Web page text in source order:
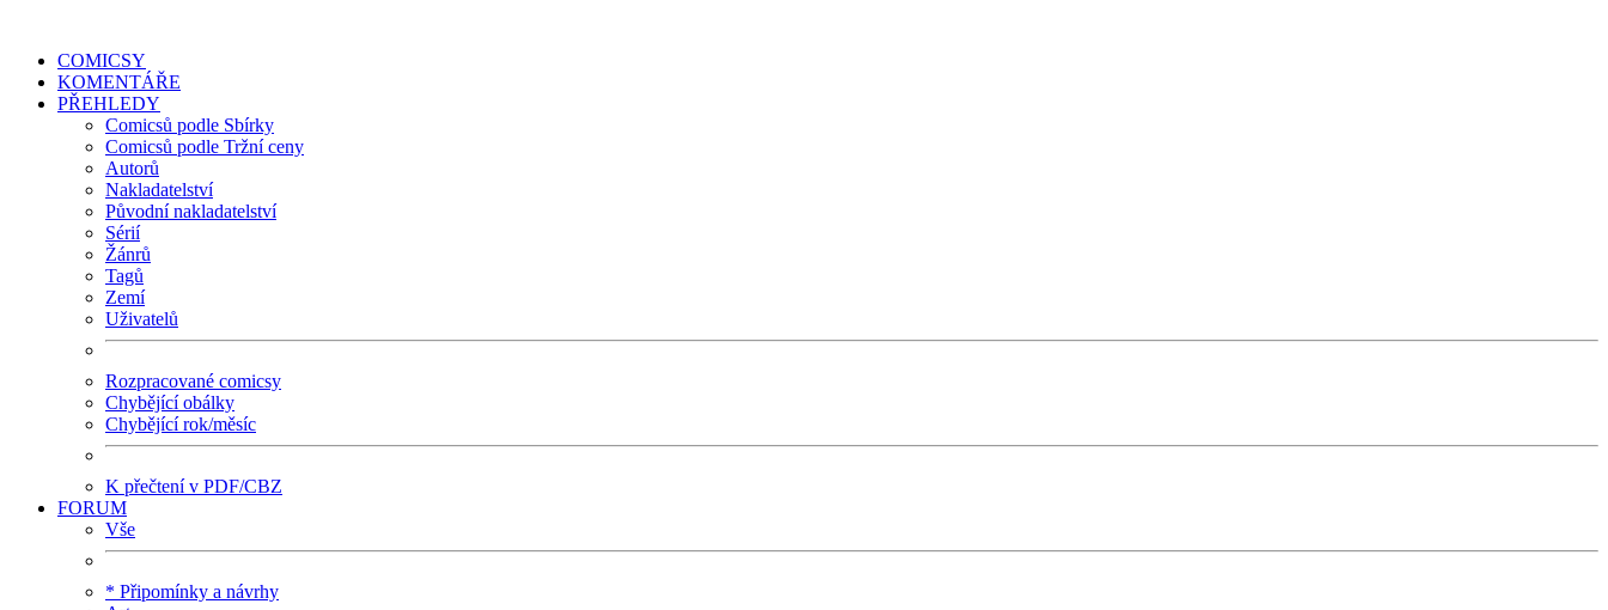
COMICSY
KOMENTÁŘE
PŘEHLEDY
Comicsů podle Sbírky
Comicsů podle Tržní ceny
Autorů
Nakladatelství
Původní nakladatelství
Sérií
Žánrů
Tagů
Zemí
Uživatelů
Rozpracované comicsy
Chybějící obálky
Chybějící rok/měsíc
K přečtení v PDF/CBZ
FORUM
Vše
* Připomínky a návrhy